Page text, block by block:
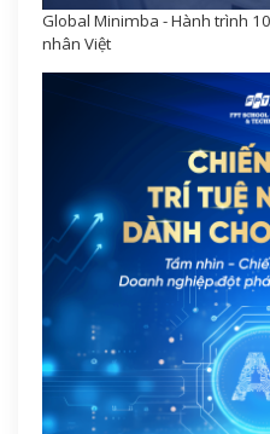
Global Minimba - Hành trình
nhân Việt